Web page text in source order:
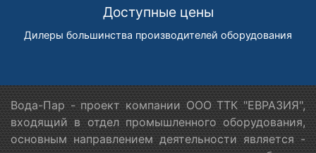
Доступные цены
Дилеры большинства производителей оборудования
Вода-Пар - проект компании ООО ТТК "ЕВРАЗИЯ",
входящий в отдел промышленного оборудования,
основным направлением деятельности является -